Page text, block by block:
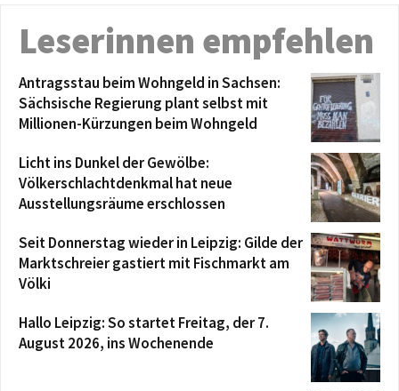
Leserinnen empfehlen
Antragsstau beim Wohngeld in Sachsen:
Sächsische Regierung plant selbst mit
Millionen-Kürzungen beim Wohngeld
Licht ins Dunkel der Gewölbe:
Völkerschlachtdenkmal hat neue
Ausstellungsräume erschlossen
Seit Donnerstag wieder in Leipzig: Gilde der
Marktschreier gastiert mit Fischmarkt am
Völki
Hallo Leipzig: So startet Freitag, der 7.
August 2026, ins Wochenende